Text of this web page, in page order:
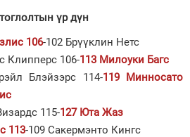
үр дүн
106-102 Брүүклин Нетс
Клипперс 106-113 Милоуки Багс
Блэйзэрс 114-119 Минносато
115-127 Юта Жаз
113-109 Сакермэнто Кингс